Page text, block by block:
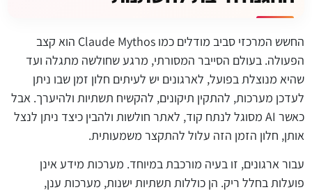
החשש המרכזי סביב מודלים כמו Claude Mythos הוא קצב
הפעולה. בעולם הסייבר המסורתי, מרגע שחולשה מתגלה ועד
שהיא מנוצלת בפועל, לארגונים יש לעיתים חלון זמן שבו ניתן
לעדכן מערכות, להתקין תיקונים, להקשיח תשתיות ולהיערך. אבל
כאשר AI מסוגל לנתח קוד, לאתר חולשות ולהבין כיצד ניתן לנצל
אותן, חלון הזמן הזה עלול להתקצר משמעותית.
עבור ארגונים, זו בעיה מורכבת במיוחד. מערכות מידע אינן
פועלות בחלל ריק. הן כוללות תשתיות ישנות, מערכות ענן,